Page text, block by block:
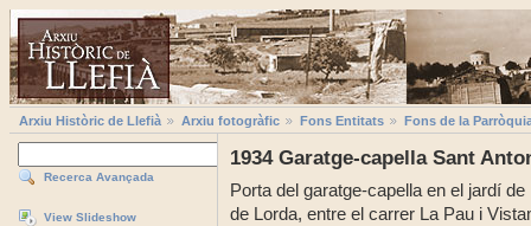
Arxiu Històric de Llefià Arxiu fotogràfic Fons Entitats Fons de la
Recerca Avançada
View Slideshow
1934 Garatge-capella Sant
Porta del garatge-capella en el jardí
de Lorda, entre el carrer La Pau i